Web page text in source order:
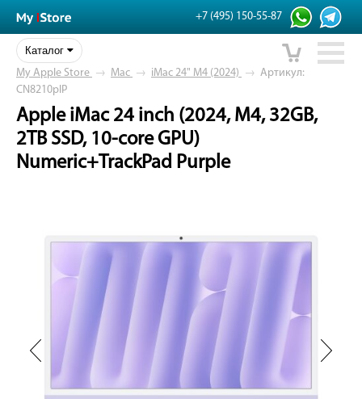
+7 (495) 150-55-87
Каталог
My Apple Store → Mac → iMac 24" M4 (2024) → Артикул:
CN8210plP
Apple iMac 24 inch (2024, M4, 32GB,
2TB SSD, 10-core GPU)
Numeric+TrackPad Purple